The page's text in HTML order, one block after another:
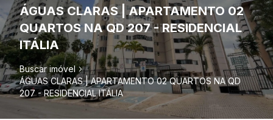
ÁGUAS CLARAS | APARTAMENTO 02
QUARTOS NA QD 207 - RESIDENCIAL
ITÁLIA
Buscar imóvel
ÁGUAS CLARAS | APARTAMENTO 02 QUARTOS NA QD
207 - RESIDENCIAL ITÁLIA